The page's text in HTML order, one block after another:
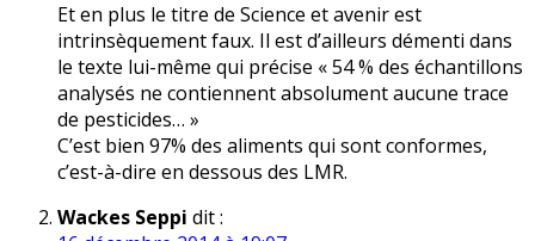
Et en plus le titre de Science et avenir est
intrinsèquement faux. Il est d’ailleurs démenti dans
le texte lui-même qui précise « 54 % des échantillons
analysés ne contiennent absolument aucune trace
de pesticides… »
C’est bien 97% des aliments qui sont conformes,
c’est-à-dire en dessous des LMR.
Wackes Seppi dit :